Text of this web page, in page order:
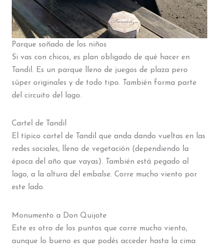
Parque soñado de los niños
Si vas con chicos, es plan obligado de qué hacer en
Tandil. Es un parque lleno de juegos de plaza pero
súper originales y de todo tipo. También forma parte
del circuito del lago.
Cartel de Tandil
El típico cartel de Tandil que anda dando vueltas en las
redes sociales, lleno de vegetación (dependiendo la
época del año que vayas). También está pegado al
lago, a la altura del embalse. Corre mucho viento por
este lado.
Monumento a Don Quijote
Este es otro de los puntos que corre mucho viento,
aunque lo bueno es que podés acceder hasta la cima